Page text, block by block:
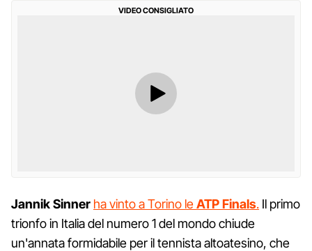
VIDEO CONSIGLIATO
Jannik Sinner ha vinto a Torino leATPFinals. Il primo
trionfo in Italia del numero 1 del mondo chiude
un'annata formidabile per il tennista altoatesino, che